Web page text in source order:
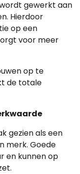
gewerkt aan
Hierdoor
op een
voor meer
op te
de totale
gezien als een
merk. Goede
en kunnen op